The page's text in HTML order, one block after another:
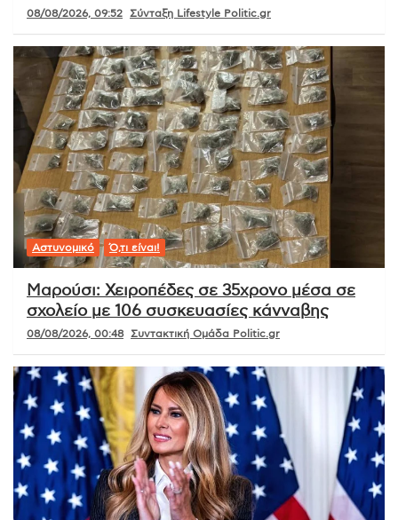
08/08/2026, 09:52 Σύνταξη Lifestyle Politic.gr
Αστυνομικό Ό,τι είναι!
Μαρούσι: Χειροπέδες σε 35χρονο μέσα σε
σχολείο με 106 συσκευασίες κάνναβης
08/08/2026, 00:48 Συντακτική Ομάδα Politic.gr